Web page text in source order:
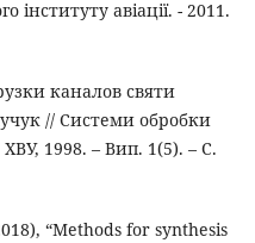
інституту авіації. - 2011.
каналов святи
// Системи обробки
1998. – Вип. 1(5). – С.
“Methods for synthesis